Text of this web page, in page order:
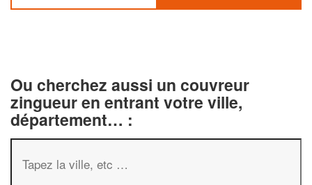
Ou cherchez aussi un couvreur
zingueur en entrant votre ville,
département… :